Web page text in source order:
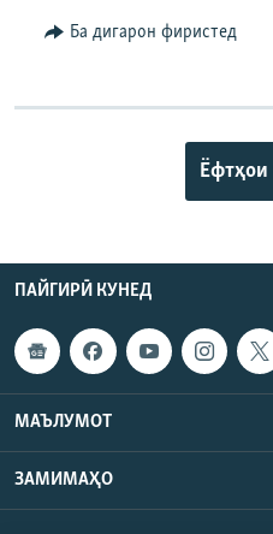
Ба дигарон фиристед
ПАЙГИРӢ КУНЕД
МАЪЛУМОТ
ЗАМИМАҲО